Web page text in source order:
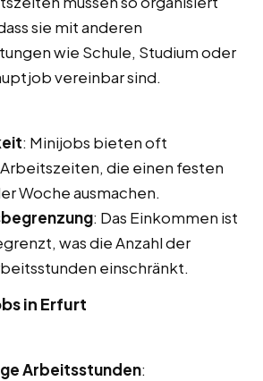
sie mit anderen
wie Schule, Studium oder
vereinbar sind.
: Minijobs bieten oft
die einen festen
Woche ausmachen.
: Das Einkommen ist
was die Anzahl der
einschränkt.
in Erfurt
Arbeitsstunden: